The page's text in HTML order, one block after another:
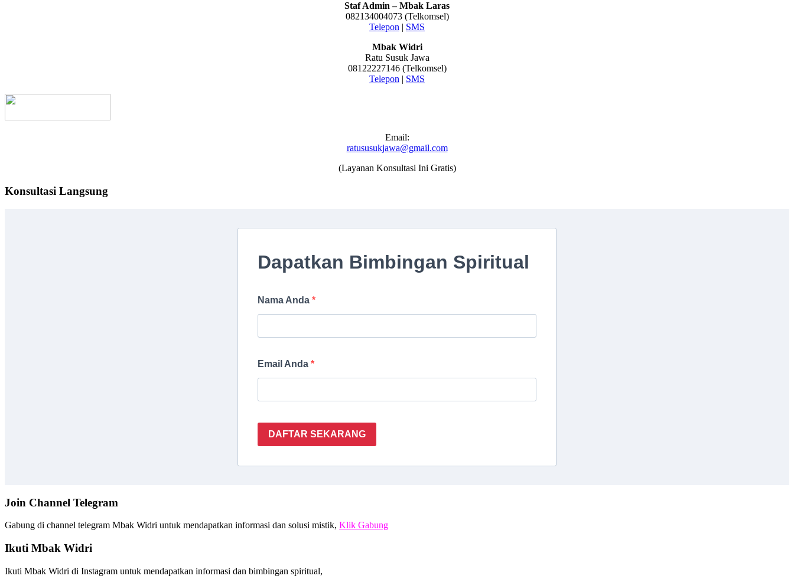
Staf Admin – Mbak Laras
082134004073 (Telkomsel)
Telepon | SMS
Mbak Widri
Ratu Susuk Jawa
08122227146 (Telkomsel)
Telepon | SMS
Email:
ratususukjawa@gmail.com
(Layanan Konsultasi Ini Gratis)
Konsultasi Langsung
Dapatkan Bimbingan Spiritual
Nama Anda
Email Anda
DAFTAR SEKARANG
Join Channel Telegram
Gabung di channel telegram Mbak Widri untuk mendapatkan informasi dan solusi mistik, Klik Gabung
Ikuti Mbak Widri
Ikuti Mbak Widri di Instagram untuk mendapatkan informasi dan bimbingan spiritual,